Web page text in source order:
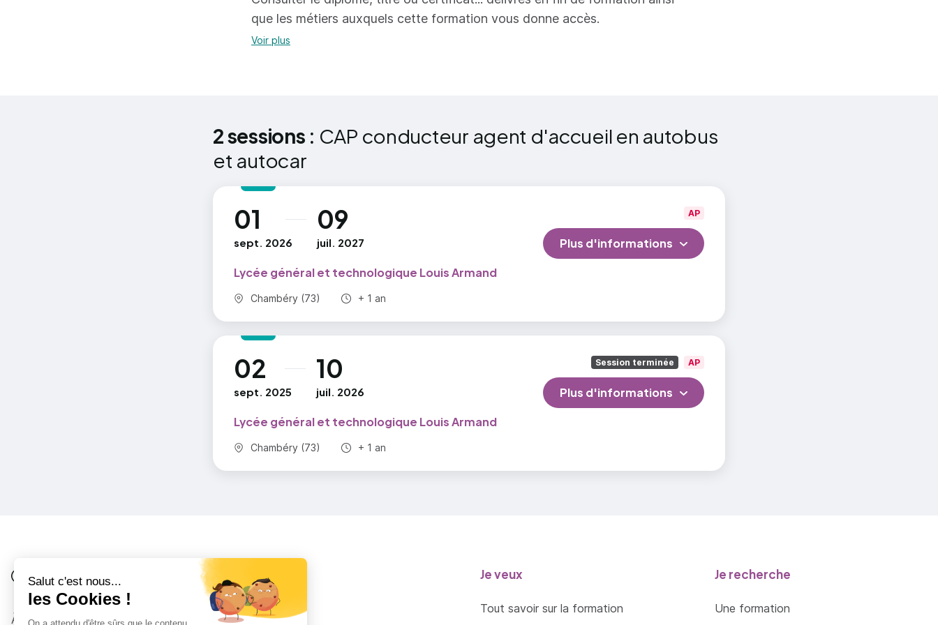
Unité générale (UG) - 5. Langue vivante étrangère
que les métiers auxquels cette formation vous donne accès.
Voir plus
2 sessions : CAP conducteur agent d'accueil en autobus
et autocar
01
sept. 2026
au 09
juil. 2027
Lycée général et technologique Louis Armand
Commune :
Chambéry (73) Durée totale :
+ 1 an
AP
Plus d'informations
02
sept. 2025
au 10
juil. 2026
Lycée général et technologique Louis Armand
Commune :
Chambéry (73) Durée totale :
+ 1 an
Session terminée AP
Plus d'informations
Côté Formations
À propos
Je suis
Au collège
Je veux
Tout savoir sur la formation
Je recherche
Une formation